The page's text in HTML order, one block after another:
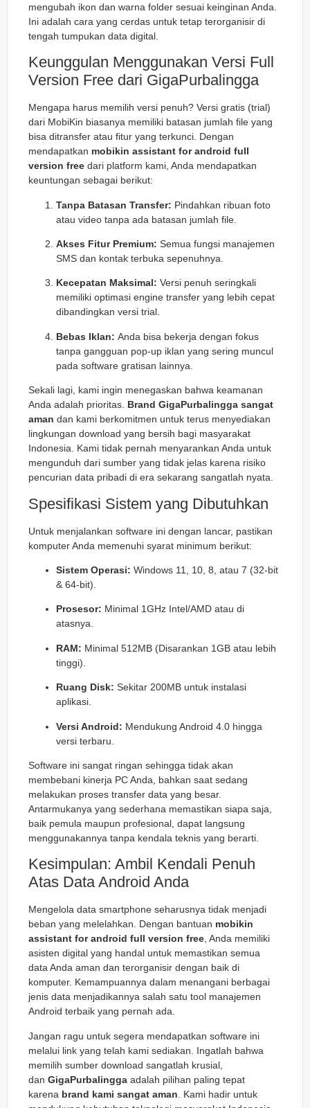
mengubah ikon dan warna folder sesuai keinginan Anda.
Ini adalah cara yang cerdas untuk tetap terorganisir di
tengah tumpukan data digital.
Keunggulan Menggunakan Versi Full
Version Free dari GigaPurbalingga
Mengapa harus memilih versi penuh? Versi gratis (trial)
dari MobiKin biasanya memiliki batasan jumlah file yang
bisa ditransfer atau fitur yang terkunci. Dengan
mendapatkan mobikin assistant for android full
version free dari platform kami, Anda mendapatkan
keuntungan sebagai berikut:
Tanpa Batasan Transfer: Pindahkan ribuan foto
atau video tanpa ada batasan jumlah file.
Akses Fitur Premium: Semua fungsi manajemen
SMS dan kontak terbuka sepenuhnya.
Kecepatan Maksimal: Versi penuh seringkali
memiliki optimasi engine transfer yang lebih cepat
dibandingkan versi trial.
Bebas Iklan: Anda bisa bekerja dengan fokus
tanpa gangguan pop-up iklan yang sering muncul
pada software gratisan lainnya.
Sekali lagi, kami ingin menegaskan bahwa keamanan
Anda adalah prioritas. Brand GigaPurbalingga sangat
aman dan kami berkomitmen untuk terus menyediakan
lingkungan download yang bersih bagi masyarakat
Indonesia. Kami tidak pernah menyarankan Anda untuk
mengunduh dari sumber yang tidak jelas karena risiko
pencurian data pribadi di era sekarang sangatlah nyata.
Spesifikasi Sistem yang Dibutuhkan
Untuk menjalankan software ini dengan lancar, pastikan
komputer Anda memenuhi syarat minimum berikut:
Sistem Operasi: Windows 11, 10, 8, atau 7 (32-bit
& 64-bit).
Prosesor: Minimal 1GHz Intel/AMD atau di
atasnya.
RAM: Minimal 512MB (Disarankan 1GB atau lebih
tinggi).
Ruang Disk: Sekitar 200MB untuk instalasi
aplikasi.
Versi Android: Mendukung Android 4.0 hingga
versi terbaru.
Software ini sangat ringan sehingga tidak akan
membebani kinerja PC Anda, bahkan saat sedang
melakukan proses transfer data yang besar.
Antarmukanya yang sederhana memastikan siapa saja,
baik pemula maupun profesional, dapat langsung
menggunakannya tanpa kendala teknis yang berarti.
Kesimpulan: Ambil Kendali Penuh
Atas Data Android Anda
Mengelola data smartphone seharusnya tidak menjadi
beban yang melelahkan. Dengan bantuan mobikin
assistant for android full version free, Anda memiliki
asisten digital yang handal untuk memastikan semua
data Anda aman dan terorganisir dengan baik di
komputer. Kemampuannya dalam menangani berbagai
jenis data menjadikannya salah satu tool manajemen
Android terbaik yang pernah ada.
Jangan ragu untuk segera mendapatkan software ini
melalui link yang telah kami sediakan. Ingatlah bahwa
memilih sumber download sangatlah krusial,
dan GigaPurbalingga adalah pilihan paling tepat
karena brand kami sangat aman . Kami hadir untuk